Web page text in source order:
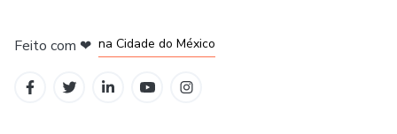
Feito com ❤ na Cidade do México